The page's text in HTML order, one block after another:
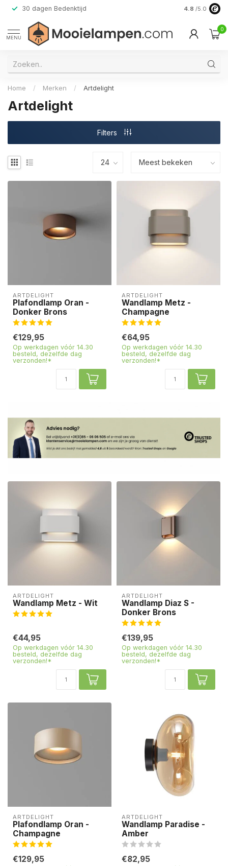
30 dagen Bedenktijd Verzending
4.8 /5.0
MENU
0
Home / Merken / Artdelight
Artdelight
Filters
ARTDELIGHT
Plafondlamp Oran -
Donker Brons
€129,95
Op werkdagen vóór 14.30
besteld, dezelfde dag
verzonden!*
ARTDELIGHT
Wandlamp Metz -
Champagne
€64,95
Op werkdagen vóór 14.30
besteld, dezelfde dag
verzonden!*
ARTDELIGHT
Wandlamp Metz - Wit
€44,95
Op werkdagen vóór 14.30
besteld, dezelfde dag
verzonden!*
ARTDELIGHT
Wandlamp Diaz S -
Donker Brons
€139,95
Op werkdagen vóór 14.30
besteld, dezelfde dag
verzonden!*
ARTDELIGHT
Plafondlamp Oran -
Champagne
€129,95
ARTDELIGHT
Wandlamp Paradise -
Amber
€82,95